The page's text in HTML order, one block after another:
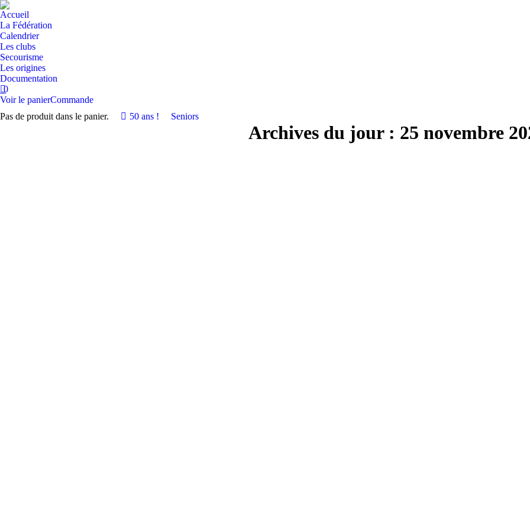
Accueil
La Fédération
Calendrier
Les clubs
Secourisme
Les origines
Documentation
0
Voir le panierCommande
Pas de produit dans le panier.
50 ans ! Seniors
Archives du jour : 25 novembre